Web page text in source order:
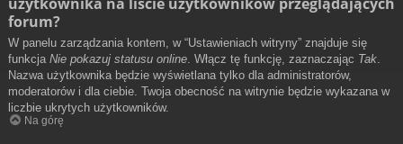
forum?
W panelu zarządzania kontem, w “Ustawieniach witryny” znajduje się
funkcja Nie pokazuj statusu online. Włącz tę funkcję, zaznaczając Tak.
Nazwa użytkownika będzie wyświetlana tylko dla administratorów,
moderatorów i dla ciebie. Twoja obecność na witrynie będzie wykazana w
liczbie ukrytych użytkowników.
Na górę